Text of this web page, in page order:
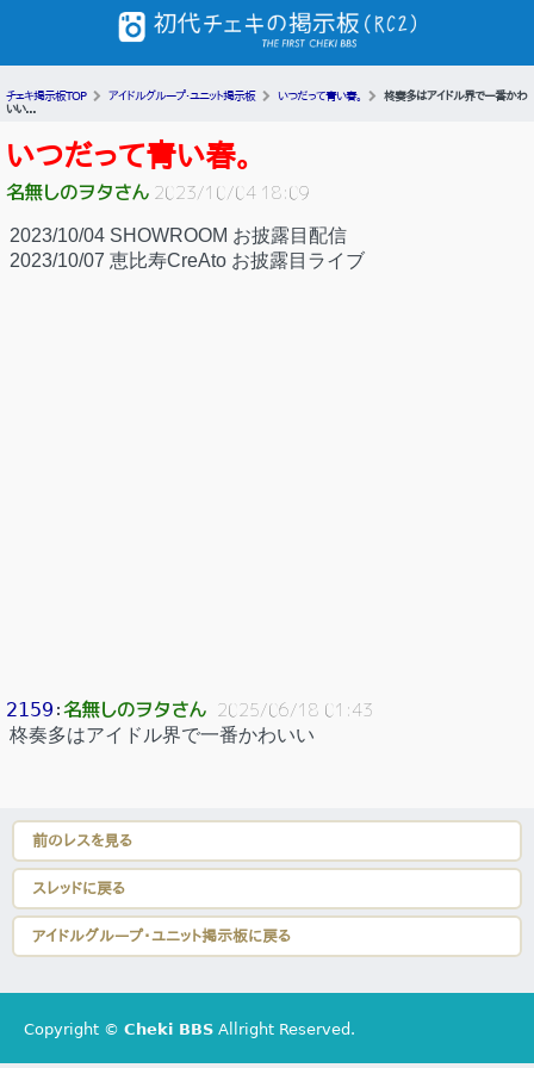
チェキ掲示板TOP アイドルグループ・ユニット掲示板 いつだって青い春。
柊奏多はアイドル界で一番かわ
いい...
いつだって青い春。
名無しのヲタさん 2023/10/04 18:09
2023/10/04 SHOWROOM お披露目配信
2023/10/07 恵比寿CreAto お披露目ライブ
2159 ：名無しのヲタさん 2025/06/18 01:43
柊奏多はアイドル界で一番かわいい
前のレスを見る
スレッドに戻る
アイドルグループ・ユニット掲示板に戻る
Copyright © Cheki BBS Allright Reserved.